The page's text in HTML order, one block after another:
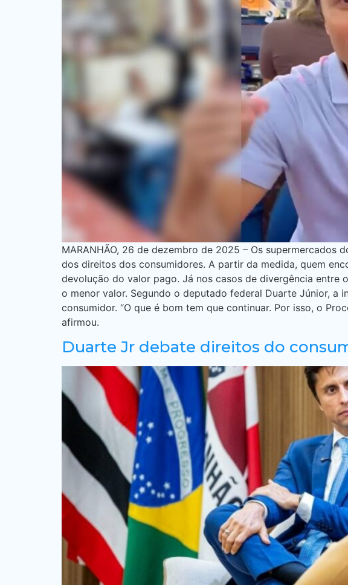
MARANHÃO, 26 de dezembro de 2025 – Os
dos direitos dos consumidores. A partir da medida, quem
devolução do valor pago. Já nos casos de divergência
o menor valor. Segundo o deputado federal Duarte Júnior,
consumidor. “O que é bom tem que continuar. Por isso, o
afirmou.
Duarte Jr debate direitos do